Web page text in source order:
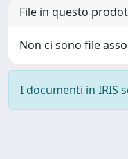
File in questo
Non ci sono file
I documenti in IRIS